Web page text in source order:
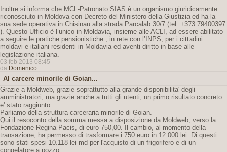
Inoltre si informa che MCL-Patronato SIAS è un organismo giuridicamente
riconosciuto in Moldova con Decreto del Ministero della Giustizia ed ha la
sua sede operativa in Chisinau alla strada Parcalab 30/7 (tel. +373.79400397
). Questo Ufficio è l’unico in Moldavia, insieme alle ACLI, ad essere abilitato
a seguire le pratiche pensionistiche , in rete con l’INPS, per i cittadini
moldavi e italiani residenti in Moldavia ed aventi diritto in base alle
legislazione italiana.
03 feb 2013 08:45
da Domenico
Al carcere minorile di Goian...
Grazie a Moldweb, grazie soprattutto alla grande disponibilita' degli
amministratori, ma grazie anche a tutti gli utenti, un primo risultato concreto
e' stato raggiunto.
Parliamo della struttura carceraria minorile di Goian.
Qui il resoconto della somma messa a disposizione da Moldweb, verso la
Fondazione Regina Pacis, di euro 750,00. Il cambio, al momento della
transazione, ha permesso di trasformare i 750 euro in 12.000 lei. Di questi
sono stati spesi 10.118 lei md per l'acquisto di un frigorifero e di un
congelatore a pozzo.